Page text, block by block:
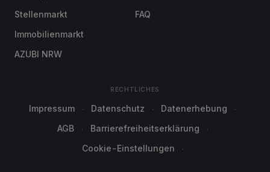
Stellenmarkt
Immobilienmarkt
AZUBI NRW
FAQ
RECHTLICHES
Impressum Datenschutz
Datenerhebung
AGB
Barrierefreiheitserklärung
Cookie-Einstellungen